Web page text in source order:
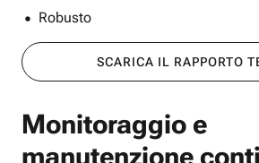
Robusto
SCARICA IL RAPPORTO
Monitoraggio e
manutenzione